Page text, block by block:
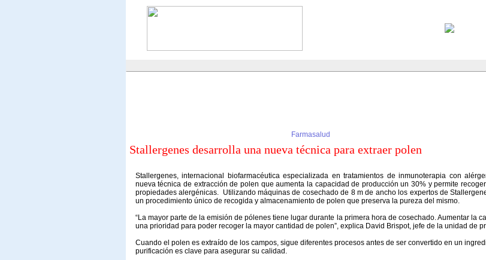
Farmasalud
Stallergenes desarrolla una nueva técnica para extraer polen
Stallergenes, internacional biofarmacéutica especializada en tratamientos de inmunoterapia con
nueva técnica de extracción de polen que aumenta la capacidad de producción un 30% y permite
propiedades alergénicas. Utilizando máquinas de cosechado de 8 m de ancho los expertos de
un procedimiento único de recogida y almacenamiento de polen que preserva la pureza del mismo.
“La mayor parte de la emisión de pólenes tiene lugar durante la primera hora de cosechado. Aumentar la
una prioridad para poder recoger la mayor cantidad de polen”, explica David Brispot, jefe de la unidad de
Cuando el polen es extraído de los campos, sigue diferentes procesos antes de ser convertido en un
purificación es clave para asegurar su calidad.